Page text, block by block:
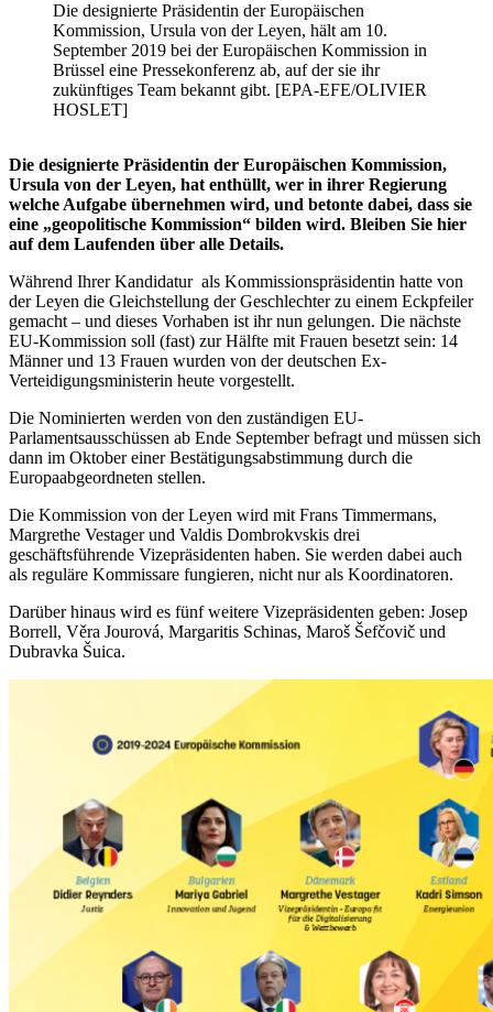
Die designierte Präsidentin der Europäischen
Kommission, Ursula von der Leyen, hält am 10.
September 2019 bei der Europäischen Kommission in
Brüssel eine Pressekonferenz ab, auf der sie ihr
zukünftiges Team bekannt gibt. [EPA-EFE/OLIVIER
HOSLET]
Die designierte Präsidentin der Europäischen Kommission,
Ursula von der Leyen, hat enthüllt, wer in ihrer Regierung
welche Aufgabe übernehmen wird, und betonte dabei, dass sie
eine „geopolitische Kommission“ bilden wird. Bleiben Sie hier
auf dem Laufenden über alle Details.
Während Ihrer Kandidatur als Kommissionspräsidentin hatte von
der Leyen die Gleichstellung der Geschlechter zu einem Eckpfeiler
gemacht – und dieses Vorhaben ist ihr nun gelungen. Die nächste
EU-Kommission soll (fast) zur Hälfte mit Frauen besetzt sein: 14
Männer und 13 Frauen wurden von der deutschen Ex-
Verteidigungsministerin heute vorgestellt.
Die Nominierten werden von den zuständigen EU-
Parlamentsausschüssen ab Ende September befragt und müssen sich
dann im Oktober einer Bestätigungsabstimmung durch die
Europaabgeordneten stellen.
Die Kommission von der Leyen wird mit Frans Timmermans,
Margrethe Vestager und Valdis Dombrokvskis drei
geschäftsführende Vizepräsidenten haben. Sie werden dabei auch
als reguläre Kommissare fungieren, nicht nur als Koordinatoren.
Darüber hinaus wird es fünf weitere Vizepräsidenten geben: Josep
Borrell, Věra Jourová, Margaritis Schinas, Maroš Šefčovič und
Dubravka Šuica.